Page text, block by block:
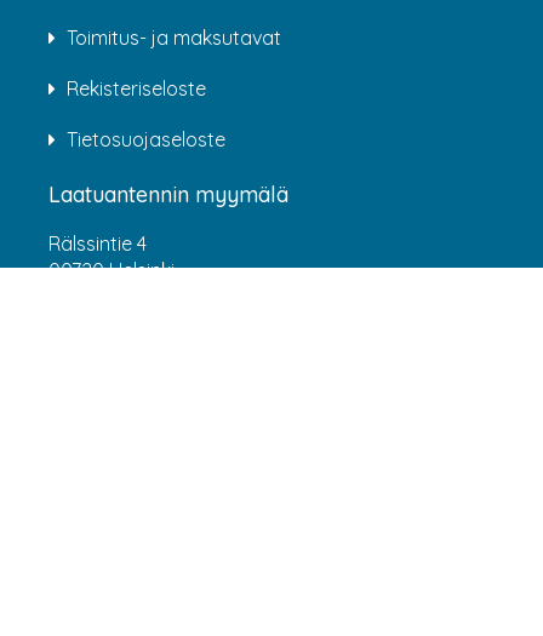
Toimitus- ja maksutavat
Rekisteriseloste
Tietosuojaseloste
Laatuantennin myymälä
Rälssintie 4
00720 Helsinki